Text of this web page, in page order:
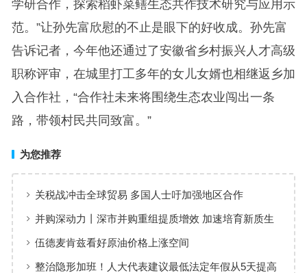
学研合作，探索稻虾菜鳝生态共作技术研究与应用示
范。”让孙先富欣慰的不止是眼下的好收成。孙先富
告诉记者，今年他还通过了安徽省乡村振兴人才高级
职称评审，在城里打工多年的女儿女婿也相继返乡加
入合作社，“合作社未来将围绕生态农业闯出一条
路，带领村民共同致富。”
为您推荐
关税战冲击全球贸易 多国人士吁加强地区合作
并购深动力丨深市并购重组提质增效 加速培育新质生
产力
伍德麦肯兹看好原油价格上涨空间
整治隐形加班！人大代表建议最低法定年假从5天提高